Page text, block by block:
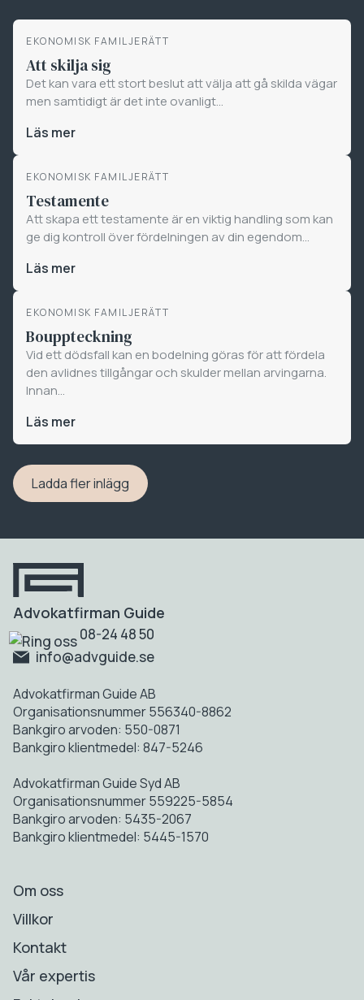
EKONOMISK FAMILJERÄTT
Att skilja sig
Det kan vara ett stort beslut att välja att gå skilda vägar
men samtidigt är det inte ovanligt...
Läs mer
EKONOMISK FAMILJERÄTT
Testamente
Att skapa ett testamente är en viktig handling som kan
ge dig kontroll över fördelningen av din egendom...
Läs mer
EKONOMISK FAMILJERÄTT
Bouppteckning
Vid ett dödsfall kan en bodelning göras för att fördela
den avlidnes tillgångar och skulder mellan arvingarna.
Innan...
Läs mer
Ladda fler inlägg
Advokatfirman Guide
08-24 48 50
info@advguide.se
Advokatfirman Guide AB
Organisationsnummer 556340-8862
Bankgiro arvoden: 550-0871
Bankgiro klientmedel: 847-5246
Advokatfirman Guide Syd AB
Organisationsnummer 559225-5854
Bankgiro arvoden: 5435-2067
Bankgiro klientmedel: 5445-1570
Om oss
Villkor
Kontakt
Vår expertis